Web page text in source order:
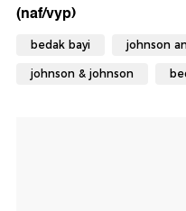
(naf/vyp)
bedak bayi johnson
johnson & johnson